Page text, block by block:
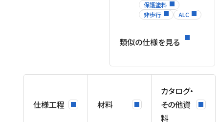
保護塗料
非歩行
ALC
類似の仕様を見る
仕様工程 材料
カタログ・
その他資
料